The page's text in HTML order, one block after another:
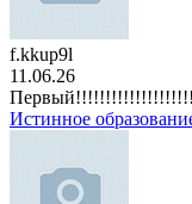
f.kkup9l
11.06.26
Истинное